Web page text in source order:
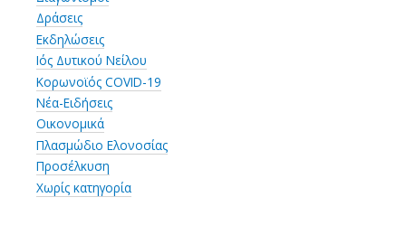
Δράσεις
Εκδηλώσεις
Ιός Δυτικού Νείλου
Κορωνοϊός COVID-19
Νέα-Ειδήσεις
Οικονομικά
Πλασμώδιο Ελονοσίας
Προσέλκυση
Χωρίς κατηγορία